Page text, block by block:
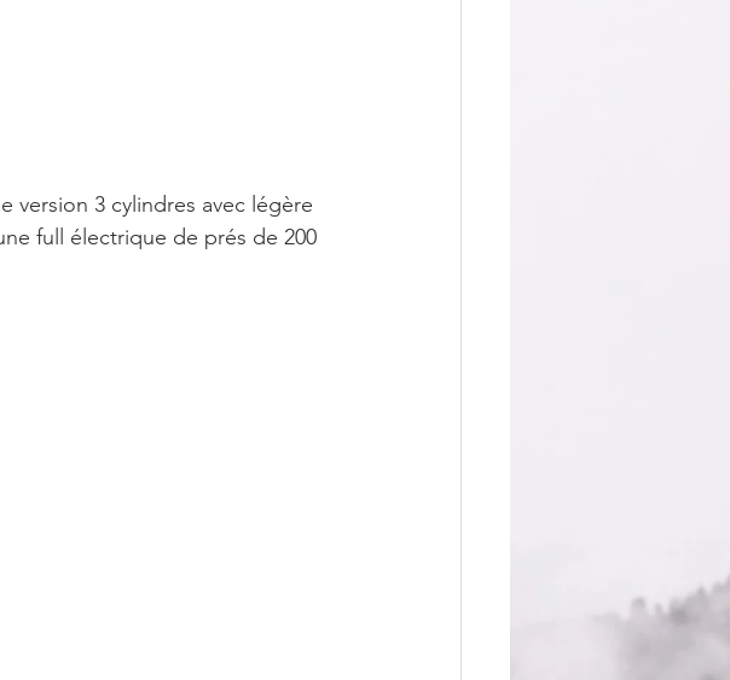
version 3 cylindres avec légère
full électrique de prés de 200